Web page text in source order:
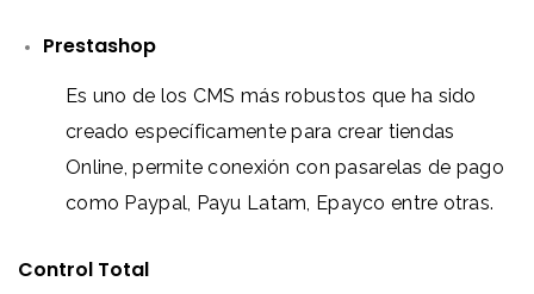
Prestashop
Es uno de los CMS más robustos que ha sido
creado específicamente para crear tiendas
Online, permite conexión con pasarelas de pago
como Paypal, Payu Latam, Epayco entre otras.
Control Total